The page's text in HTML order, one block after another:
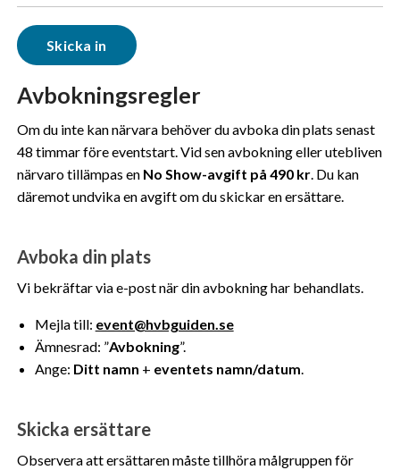
Avbokningsregler
Om du inte kan närvara behöver du avboka din plats senast
48 timmar före eventstart. Vid sen avbokning eller utebliven
närvaro tillämpas en No Show-avgift på 490 kr. Du kan
däremot undvika en avgift om du skickar en ersättare.
Avboka din plats
Vi bekräftar via e-post när din avbokning har behandlats.
Mejla till: event@hvbguiden.se
Ämnesrad: ”Avbokning”.
Ange: Ditt namn + eventets namn/datum.
Skicka ersättare
Observera att ersättaren måste tillhöra målgruppen för